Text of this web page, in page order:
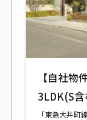
【自社
デンスス
町】
3LDK(S
「東急大井